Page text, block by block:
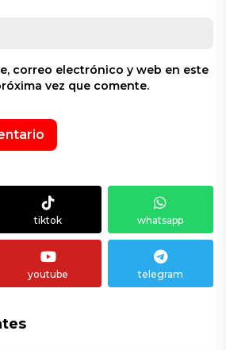
correo electrónico y web en este
vez que comente.
tiktok whatsapp
youtube telegram